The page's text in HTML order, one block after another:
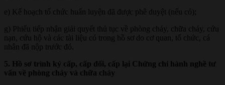
e) Kế hoạch tổ chức huấn luyện đã được phê duyệt (nếu có);
g) Phiếu tiếp nhận giải quyết thủ tục về phòng cháy, chữa cháy, cứu
nạn, cứu hộ và các tài liệu có trong hồ sơ do cơ quan, tổ chức, cá
nhân đã nộp trước đó.
5. Hồ sơ trình ký cấp, cấp đổi, cấp lại Chứng chỉ hành nghề tư
vấn về phòng cháy và chữa cháy